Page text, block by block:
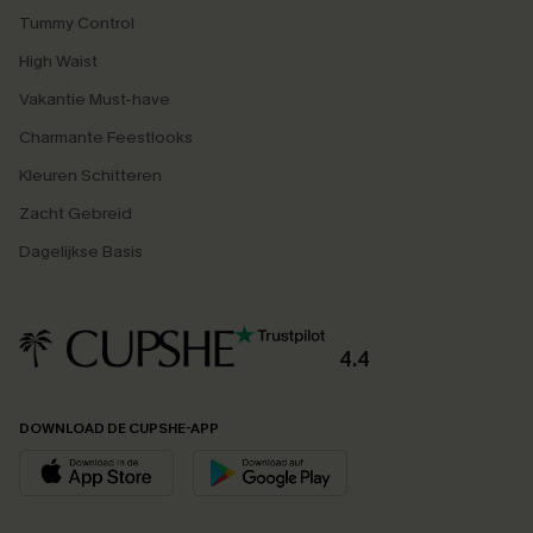
Tummy Control
High Waist
Vakantie Must-have
Charmante Feestlooks
Kleuren Schitteren
Zacht Gebreid
Dagelijkse Basis
4.4
DOWNLOAD DE CUPSHE-APP